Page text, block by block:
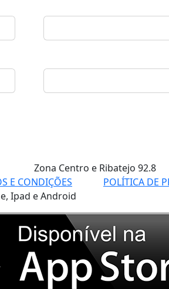
Zona Centro e Ribatejo 92.8
E CONDIÇÕES POLÍTICA DE
Ipad e Android